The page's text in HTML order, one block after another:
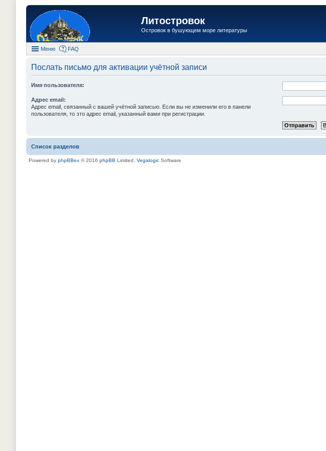
Литостровок
Островок в бушующем море литературы
Меню FAQ
Послать письмо для активации учётной записи
Имя пользователя:
Адрес email:
Адрес email, связанный с вашей учётной записью. Если вы не изменили его в панели
пользователя, то это адрес email, указанный вами при регистрации.
Список разделов
Powered by phpBBex © 2016 phpBB Limited, Vegalogic Software